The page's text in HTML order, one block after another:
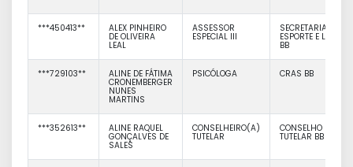
***450413** ALEX PINHEIRO
DE OLIVEIRA
LEAL
ASSESSOR
ESPECIAL III
SECRETARIA DE
ESPORTE E LAZER
BB
***729103** ALINE DE FÁTIMA
CRONEMBERGER
NUNES
MARTINS
PSICÓLOGA CRAS BB
***352613** ALINE RAQUEL
GONÇALVES DE
SALES
CONSELHEIRO(A)
TUTELAR
CONSELHO
TUTELAR BB